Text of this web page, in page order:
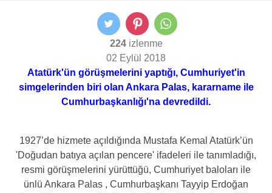
224izlenme
02 Eylül 2018
Atatürk'ün görüşmelerini yaptığı, Cumhuriyet'in
simgelerinden biri olan Ankara Palas, kararname ile
Cumhurbaşkanlığı'na devredildi.
1927’de hizmete açıldığında Mustafa Kemal Atatürk’ün
'Doğudan batıya açılan pencere' ifadeleri ile tanımladığı,
resmi görüşmelerini yürüttüğü, Cumhuriyet baloları ile
ünlü Ankara Palas , Cumhurbaşkanı Tayyip Erdoğan